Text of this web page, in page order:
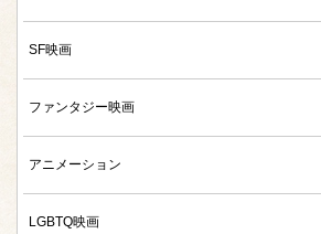
SF映画
ファンタジー映画
アニメーション
LGBTQ映画